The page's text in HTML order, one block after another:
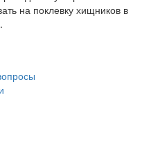
на поклевку хищников в